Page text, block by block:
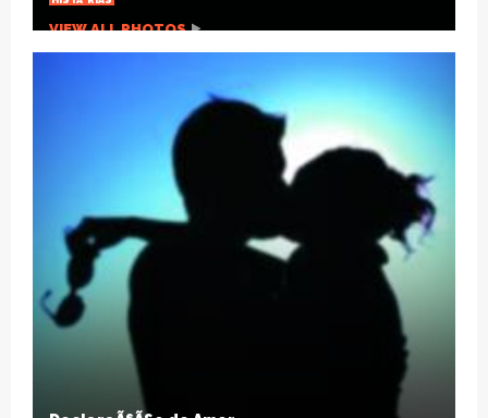
VIEW ALL PHOTOS
HÃ¡ um sÃ©culo a gripe espanhola mudou o